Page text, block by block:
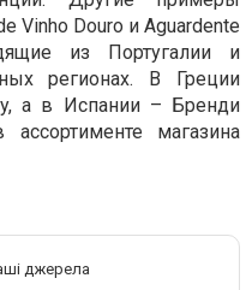
Vinho Douro и Aguardente
из Португалии и
регионах. В Греции
а в Испании – Бренди
магазина
джерела